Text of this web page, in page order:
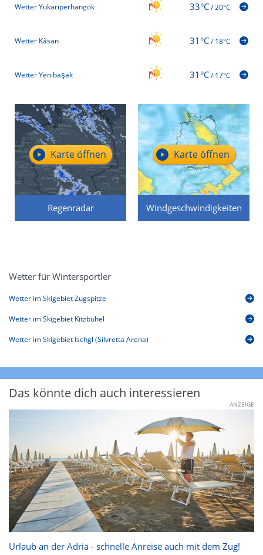
Wetter Yukarıperhangök 33°C/20°C
Wetter Kâsan 31°C/18°C
Wetter Yenibaşak 31°C/17°C
Regenradar
Karte öffnen
Windgeschwindigkeiten
Karte öffnen
Wetter für Wintersportler
Wetter im Skigebiet Zugspitze
Wetter im Skigebiet Kitzbühel
Wetter im Skigebiet Ischgl (Silvretta Arena)
Das könnte dich auch interessieren
ANZEIGE
Urlaub an der Adria - schnelle Anreise auch mit dem Zug!